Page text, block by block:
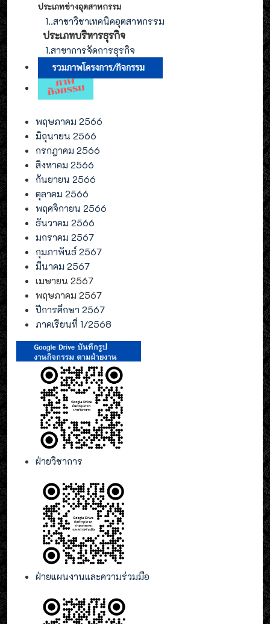
ประเภทช่างอุตสาหกรรม
1..สาขาวิชาเทคนิคอุตสาหกรรม
ประเภทบริหารธุรกิจ
1.สาขาการจัดการธุรกิจ
พฤษภาคม 2566
มิถุนายน 2566
กรกฎาคม 2566
สิงหาคม 2566
กันยายน 2566
ตุลาคม 2566
พฤศจิกายน 2566
ธันวาคม 2566
มกราคม 2567
กุมภาพันธ์ 2567
มีนาคม 2567
เมษายน 2567
พฤษภาคม 2567
ปีการศึกษา 2567
ภาคเรียนที่ 1/2568
ฝ่ายวิชาการ
ฝ่ายแผนงานและความร่วมมือ